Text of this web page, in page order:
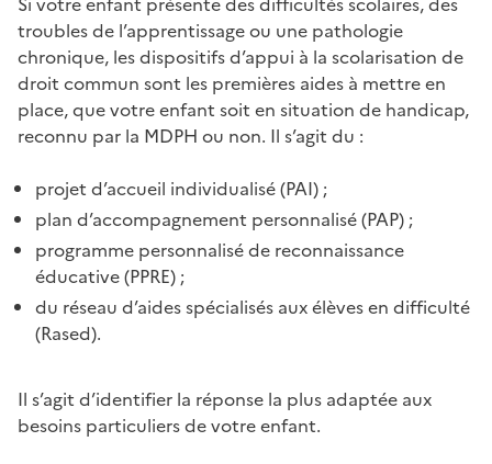
troubles de l’apprentissage ou une pathologie
chronique, les dispositifs d’appui à la scolarisation de
droit commun sont les premières aides à mettre en
place, que votre enfant soit en situation de handicap,
reconnu par la MDPH ou non. Il s’agit du :
projet d’accueil individualisé (PAI) ;
plan d’accompagnement personnalisé (PAP) ;
programme personnalisé de reconnaissance
éducative (PPRE) ;
du réseau d’aides spécialisés aux élèves en difficulté
(Rased).
Il s’agit d’identifier la réponse la plus adaptée aux
besoins particuliers de votre enfant.